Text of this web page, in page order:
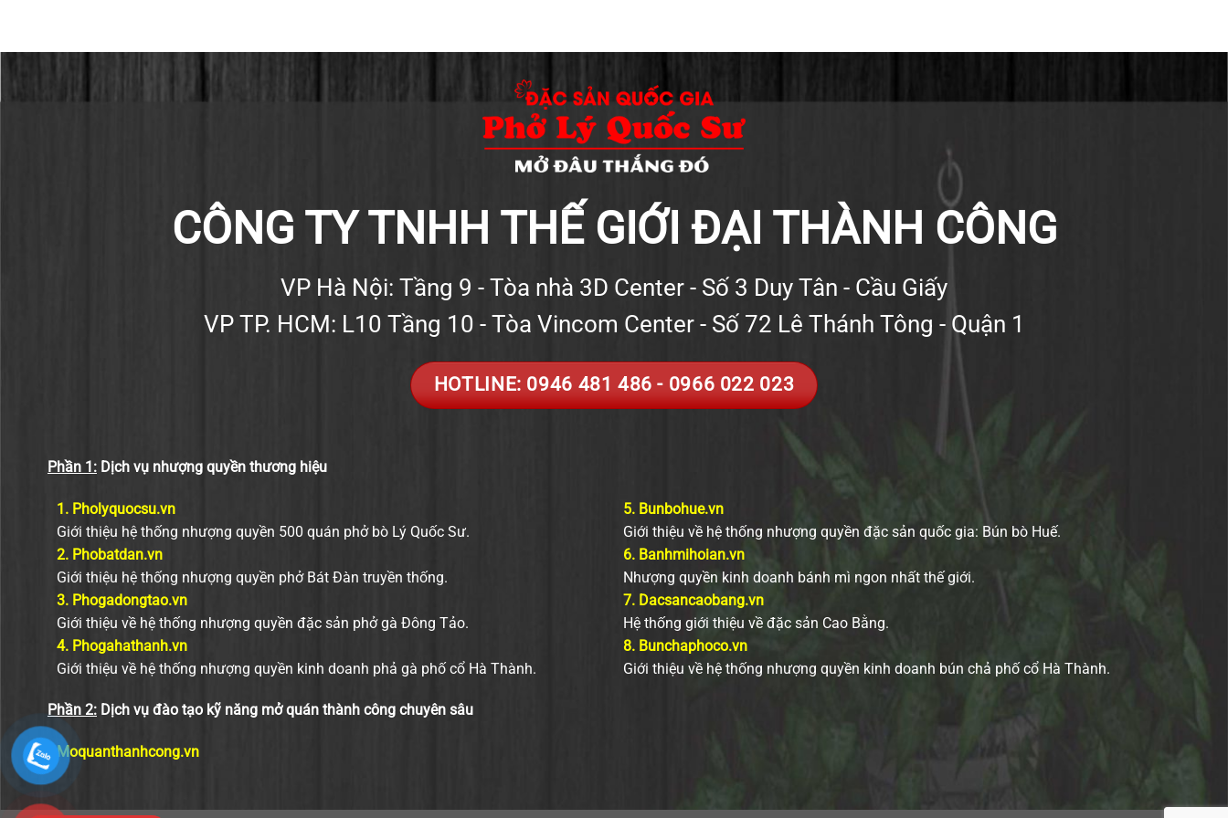
CÔNG TY TNHH THẾ GIỚI ĐẠI THÀNH CÔNG
VP Hà Nội: Tầng 9 - Tòa nhà 3D Center - Số 3 Duy Tân - Cầu Giấy
VP TP. HCM: L10 Tầng 10 - Tòa Vincom Center - Số 72 Lê Thánh Tông - Quận 1
HOTLINE: 0946 481 486 - 0966 022 023
Phần 1: Dịch vụ nhượng quyền thương hiệu
1. Pholyquocsu.vn
Giới thiệu hệ thống nhượng quyền 500 quán phở bò Lý Quốc Sư.
2. Phobatdan.vn
Giới thiệu hệ thống nhượng quyền phở Bát Đàn truyền thống.
3. Phogadongtao.vn
Giới thiệu về hệ thống nhượng quyền đặc sản phở gà Đông Tảo.
4. Phogahathanh.vn
Giới thiệu về hệ thống nhượng quyền kinh doanh phả gà phố cổ Hà Thành.
5. Bunbohue.vn
Giới thiệu về hệ thống nhượng quyền đặc sản quốc gia: Bún bò Huế.
6. Banhmihoian.vn
Nhượng quyền kinh doanh bánh mì ngon nhất thế giới.
7. Dacsancaobang.vn
Hệ thống giới thiệu về đặc sản Cao Bằng.
8. Bunchaphoco.vn
Giới thiệu về hệ thống nhượng quyền kinh doanh bún chả phố cổ Hà Thành.
Phần 2: Dịch vụ đào tạo kỹ năng mở quán thành công chuyên sâu
Moquanthanhcong.vn